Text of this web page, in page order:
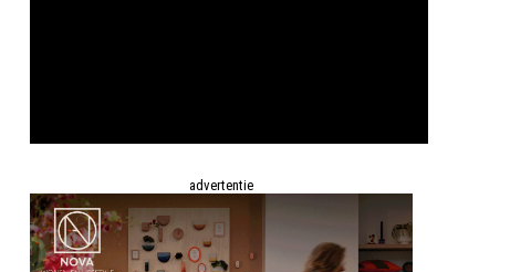
advertentie